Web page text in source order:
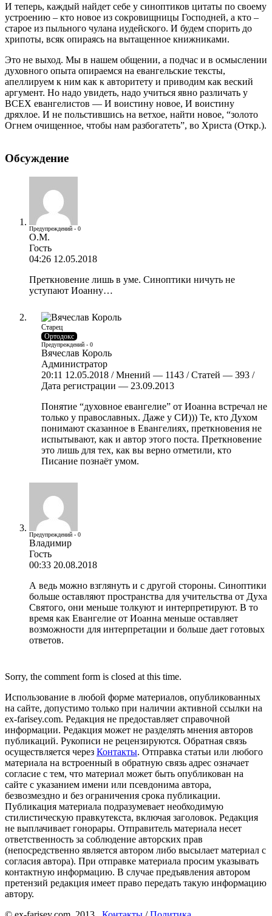
И теперь, каждый найдет себе у синоптиков цитаты по своему
устроению – кто новое из сокровищницы Господней, а кто –
старое из пыльного чулана иудейского. И будем спорить до
хрипоты, всяк опираясь на вытащенное книжниками.
Это не выход. Мы в нашем общении, а подчас и в осмыслении
духовного опыта опираемся на евангельские тексты,
апеллируем к ним как к авторитету и приводим как веский
аргумент. Но надо увидеть, надо учиться явно различать у
ВСЕХ евангелистов — И воистину новое, И воистину
дряхлое. И не польстившись на ветхое, найти новое, “золото
Огнем очищенное, чтобы нам разбогатеть”, во Христа (Откр.).
Обсуждение
Предупреждений - 0
О.М.
Гость
04:26 12.05.2018
Преткновение лишь в уме. Синоптики ничуть не
уступают Иоанну…
Старец
Ортодокс
Предупреждений - 0
Вячеслав Король
Администратор
20:11 12.05.2018 / Мнений — 1143 / Статей — 393 /
Дата регистрации — 23.09.2013
Понятие “духовное евангелие” от Иоанна встречал не
только у православных. Даже у СИ))) Те, кто Духом
понимают сказанное в Евангелиях, преткновения не
испытывают, как и автор этого поста. Преткновение
это лишь для тех, как вы верно отметили, кто
Писание познаёт умом.
Предупреждений - 0
Владимир
Гость
00:33 20.08.2018
А ведь можно взглянуть и с другой стороны. Синоптики
больше оставляют пространства для учительства от Духа
Святого, они меньше толкуют и интерпретируют. В то
время как Евангелие от Иоанна меньше оставляет
возможности для интерпретации и больше дает готовых
ответов.
Sorry, the comment form is closed at this time.
Использование в любой форме материалов, опубликованных
на сайте, допустимо только при наличии активной ссылки на
ex-farisey.com. Редакция не предоставляет справочной
информации. Редакция может не разделять мнения авторов
публикаций. Рукописи не рецензируются. Обратная связь
осуществляется через Контакты. Отправка статьи или любого
материала на встроенный в обратную связь адрес означает
согласие с тем, что материал может быть опубликован на
сайте с указанием имени или псевдонима автора,
безвозмездно и без ограничения срока публикации.
Публикация материала подразумевает необходимую
стилистическую правкутекста, включая заголовок. Редакция
не выплачивает гонорары. Отправитель материала несет
ответственность за соблюдение авторских прав
(непосредственно является автором либо высылает материал с
согласия автора). При отправке материала просим указывать
контактную информацию. В случае предъявления автором
претензий редакция имеет право передать такую информацию
автору.